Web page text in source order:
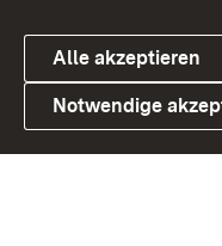
Link zum
Alle akzeptieren
Notwendige